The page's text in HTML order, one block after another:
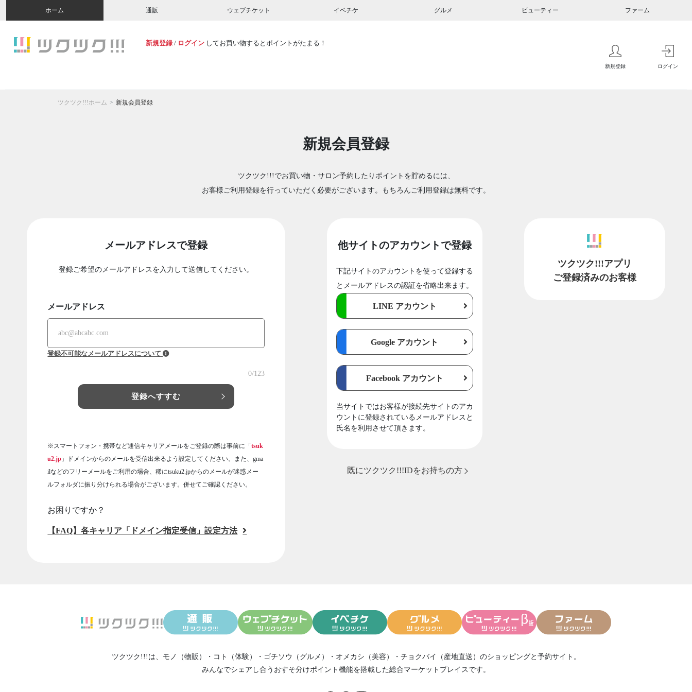
ホーム 通販 ウェブチケット イベチケ グルメ ビューティー ファーム
新規登録 / ログイン してお買い物するとポイントがたまる！
新規登録 ログイン
ツクツク!!!ホーム 新規会員登録
新規会員登録
ツクツク!!!でお買い物・サロン予約したりポイントを貯めるには、
お客様ご利用登録を行っていただく必要がございます。もちろんご利用登録は無料です。
メールアドレスで登録
登録ご希望のメールアドレスを入力して送信してください。
メールアドレス
登録不可能なメールアドレスについて
0/123
登録へすすむ
※スマートフォン・携帯など通信キャリアメールをご登録の際は事前に「tsuk
u2.jp 」ドメインからのメールを受信出来るよう設定してください。また、gma
ilなどのフリーメールをご利用の場合、稀にtsuku2.jpからのメールが迷惑メー
ルフォルダに振り分けられる場合がございます。併せてご確認ください。
お困りですか？
【FAQ】各キャリア「ドメイン指定受信」設定方法
他サイトのアカウントで登録
下記サイトのアカウントを使って登録する
とメールアドレスの認証を省略出来ます。
LINE アカウント
Google アカウント
Facebook アカウント
当サイトではお客様が接続先サイトのアカ
ウントに登録されているメールアドレスと
氏名を利用させて頂きます。
既にツクツク!!!IDをお持ちの方
ツクツク!!!アプリ
ご登録済みのお客様
ツクツク!!!は、 モノ（物販） ・ コト（体験） ・ ゴチソウ（グルメ） ・ オメカシ（美容） ・ チョクバイ（産地直送） のショッピングと予約サイト。
みんなでシェアし合う おすそ分けポイント機能を搭載した総合マーケットプレイスです。